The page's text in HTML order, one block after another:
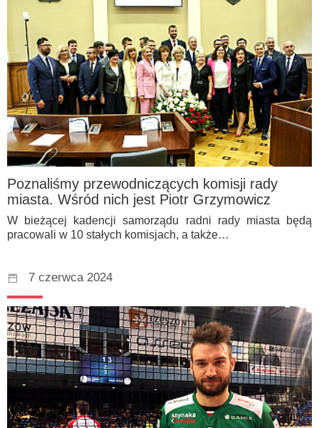
Poznaliśmy przewodniczących komisji rady
miasta. Wśród nich jest Piotr Grzymowicz
W bieżącej kadencji samorządu radni rady miasta będą
pracowali w 10 stałych komisjach, a także…
7 czerwca 2024